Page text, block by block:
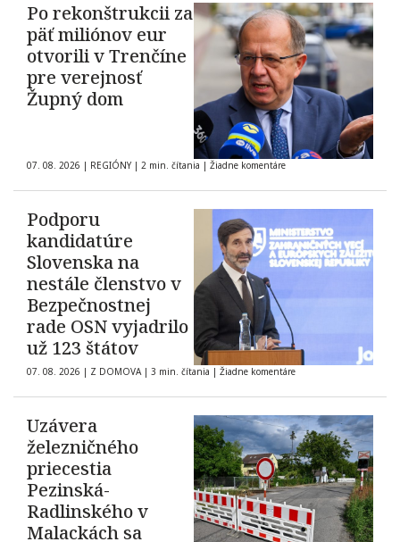
Po rekonštrukcii za
päť miliónov eur
otvorili v Trenčíne
pre verejnosť
Župný dom
07. 08. 2026 | REGIÓNY | 2 min. čítania | Žiadne komentáre
Podporu
kandidatúre
Slovenska na
nestále členstvo v
Bezpečnostnej
rade OSN vyjadrilo
už 123 štátov
07. 08. 2026 | Z DOMOVA | 3 min. čítania | Žiadne komentáre
Uzávera
železničného
priecestia
Pezinská-
Radlinského v
Malackách sa